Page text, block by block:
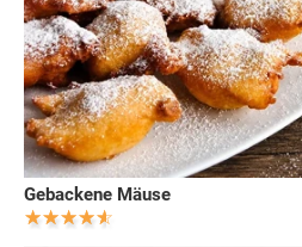
Gebackene Mäuse